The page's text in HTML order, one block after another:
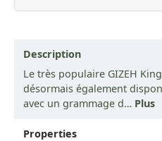
Description
Le très populaire GIZEH
désormais également
avec un grammage d… Plus
Properties